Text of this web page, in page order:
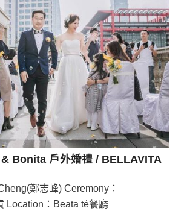
Bonita 戶外婚禮 / BELLAVITA
鄭志峰) Ceremony：
Location：Beata té餐廳